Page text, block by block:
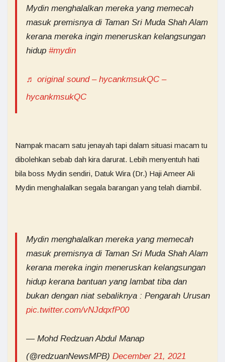
Mydin menghalalkan mereka yang memecah
masuk premisnya di Taman Sri Muda Shah Alam
kerana mereka ingin meneruskan kelangsungan
hidup #mydin
♬ original sound – hycankmsukQC –
hycankmsukQC
Nampak macam satu jenayah tapi dalam situasi macam tu
dibolehkan sebab dah kira darurat. Lebih menyentuh hati
bila boss Mydin sendiri, Datuk Wira (Dr.) Haji Ameer Ali
Mydin menghalalkan segala barangan yang telah diambil.
Mydin menghalalkan mereka yang memecah
masuk premisnya di Taman Sri Muda Shah Alam
kerana mereka ingin meneruskan kelangsungan
hidup kerana bantuan yang lambat tiba dan
bukan dengan niat sebaliknya : Pengarah Urusan
pic.twitter.com/vNJdqxfP00
— Mohd Redzuan Abdul Manap
(@redzuanNewsMPB) December 21, 2021